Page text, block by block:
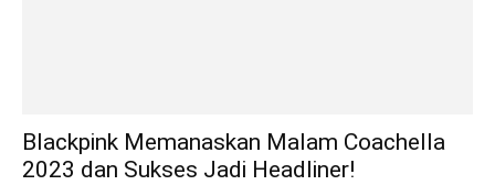
Blackpink Memanaskan Malam Coachella
2023 dan Sukses Jadi Headliner!